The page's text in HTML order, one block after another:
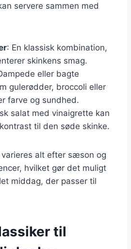
servere sammen med
: En klassisk kombination,
skinkens smag.
eller bagte
gulerødder, broccoli eller
farve og sundhed.
salat med vinaigrette kan
til den søde skinke.
alt efter sæson og
hvilket gør det muligt
middag, der passer til
til